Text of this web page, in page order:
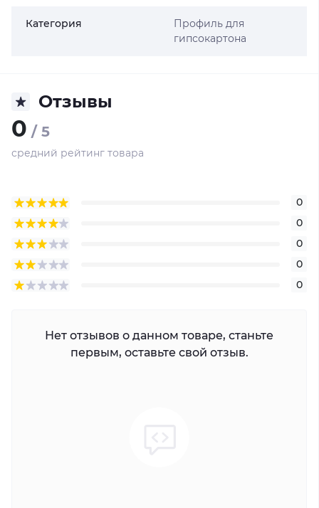
Категория
Профиль для
гипсокартона
Отзывы
0 / 5
средний рейтинг товара
0
0
0
0
0
Нет отзывов о данном товаре, станьте
первым, оставьте свой отзыв.